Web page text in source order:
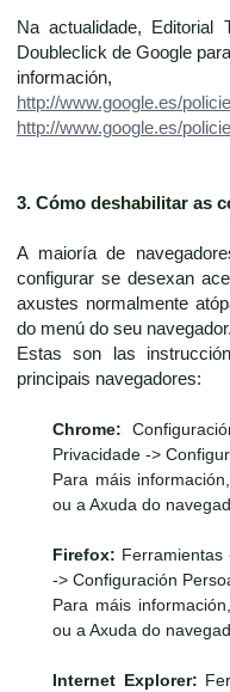
Na actualidade, Editorial
Doubleclick de Google
http://www.google.es/
http://www.google.es/
3. Cómo deshabilitar as
A maioría de
configurar se desexan
axustes normalmente
do menú do seu navegador.
Estas son las
principais navegadores:
Chrome:
Privacidade ->
Para máis
ou a Axuda do
Firefox: Ferramientas
-> Configuración
Para máis
ou a Axuda do
Internet Explorer: